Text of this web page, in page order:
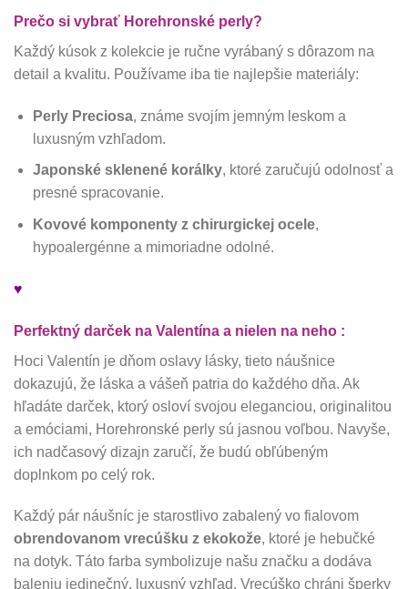
Prečo si vybrať Horehronské perly?
Každý kúsok z kolekcie je ručne vyrábaný s dôrazom na
detail a kvalitu. Používame iba tie najlepšie materiály:
Perly Preciosa, známe svojím jemným leskom a
luxusným vzhľadom.
Japonské sklenené korálky, ktoré zaručujú odolnosť a
presné spracovanie.
Kovové komponenty z chirurgickej ocele,
hypoalergénne a mimoriadne odolné.
♥
Perfektný darček na Valentína a nielen na neho :
Hoci Valentín je dňom oslavy lásky, tieto náušnice
dokazujú, že láska a vášeň patria do každého dňa. Ak
hľadáte darček, ktorý osloví svojou eleganciou, originalitou
a emóciami, Horehronské perly sú jasnou voľbou. Navyše,
ich nadčasový dizajn zaručí, že budú obľúbeným
doplnkom po celý rok.
Každý pár náušníc je starostlivo zabalený vo fialovom
obrendovanom vrecúšku z ekokože, ktoré je hebučké
na dotyk. Táto farba symbolizuje našu značku a dodáva
baleniu jedinečný, luxusný vzhľad. Vrecúško chráni šperky